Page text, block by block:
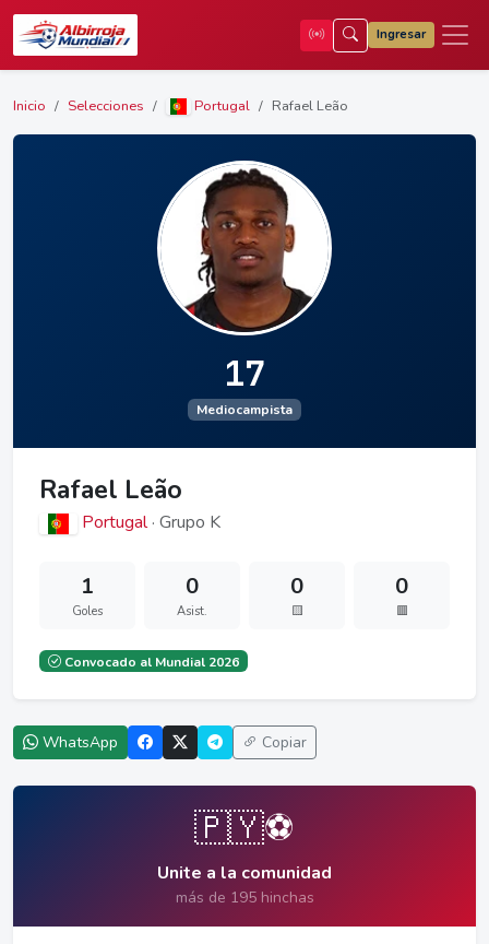
Ingresar
Inicio Selecciones Portugal Rafael Leão
17
Mediocampista
Rafael Leão
Portugal· Grupo K
1
Goles
0
Asist.
0
🟨
0
🟥
Convocado al Mundial 2026
WhatsApp Copiar
🇵🇾⚽
Unite a la comunidad
más de 195 hinchas